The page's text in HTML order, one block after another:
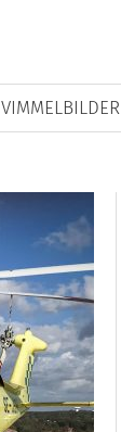
VIMMELBILDER